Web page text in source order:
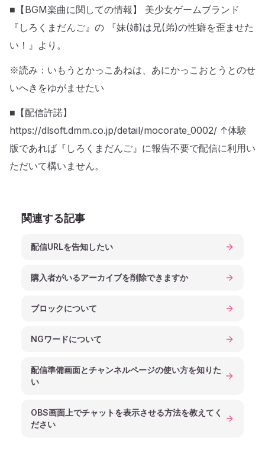
■【BGM楽曲に関しての情報】 美少女ゲームブランド
『しろくまだんご』の 『妹(姉)は兄(弟)の性癖を歪ませた
い！』より。
※読み：いもうとかっこあねは、あにかっこおとうとのせ
いへきをゆがませたい
■【配信許諾】
https://dlsoft.dmm.co.jp/detail/mocorate_0002/ ↑体験
版であれば『しろくまだんご』に報告不要で配信に利用い
ただいて構いません。
関連する記事
配信URLを告知したい
購入者がいるアーカイブを削除できますか
ブロックについて
NGワードについて
配信準備画面とチャンネルページの使い方を知りた
い
OBS画面上でチャットを表示させる方法を教えてく
ださい